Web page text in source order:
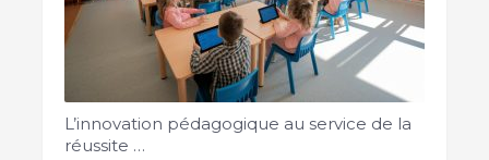
L’innovation pédagogique au service de la
réussite …